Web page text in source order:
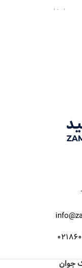
استیل
جوان